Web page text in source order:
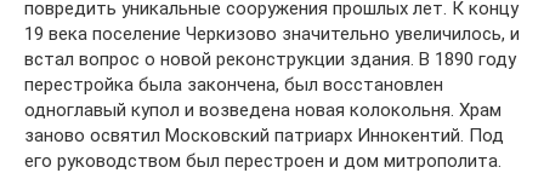
повредить уникальные сооружения прошлых лет. К концу
19 века поселение Черкизово значительно увеличилось, и
встал вопрос о новой реконструкции здания. В 1890 году
перестройка была закончена, был восстановлен
одноглавый купол и возведена новая колокольня. Храм
заново освятил Московский патриарх Иннокентий. Под
его руководством был перестроен и дом митрополита.